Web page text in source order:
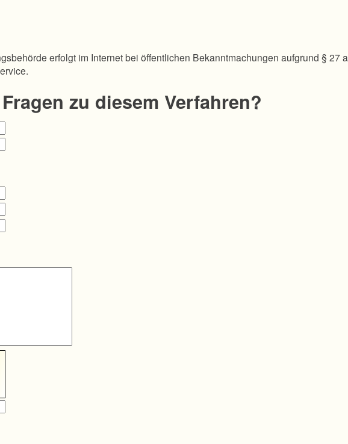
erfolgt im Internet bei öffentlichen Bekanntmachungen aufgrund § 27 a
zu diesem Verfahren?